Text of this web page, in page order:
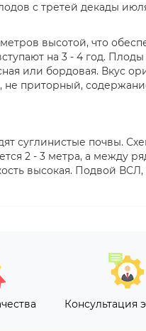
с третей декады
высотой, что
на 3 - 4 год.
или бордовая. Вкус
приторный,
суглинистые почвы.
2 - 3 метра, а между
высокая. Подвой ВСЛ,
Консультация